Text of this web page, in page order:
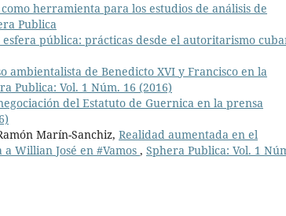
herramienta para los estudios de análisis de
Publica
esfera pública: prácticas desde el autoritarismo
ambientalista de Benedicto XVI y Francisco en la
Publica: Vol. 1 Núm. 16 (2016)
del Estatuto de Guernica en la prensa
Marín-Sanchiz, Realidad aumentada en el
Willian José en #Vamos , Sphera Publica: Vol. 1